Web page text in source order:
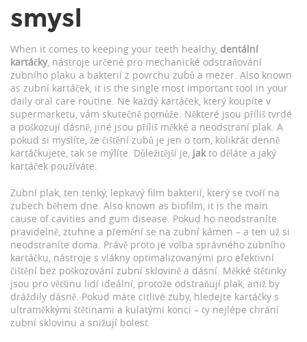
smysl
When it comes to keeping your teeth healthy, dentální
kartáčky, nástroje určené pro mechanické odstraňování
zubního plaku a bakterií z povrchu zubů a mezer. Also known
as zubní kartáček, it is the single most important tool in your
daily oral care routine. Ne každý kartáček, který koupíte v
supermarketu, vám skutečně pomůže. Některé jsou příliš tvrdé
a poškozují dásně, jiné jsou příliš měkké a neodstraní plak. A
pokud si myslíte, že čištění zubů je jen o tom, kolikrát denně
kartáčkujete, tak se mýlíte. Důležitější je, jakto děláte a jaký
kartáček používáte.
Zubní plak, ten tenký, lepkavý film bakterií, který se tvoří na
zubech během dne. Also known as biofilm, it is the main
cause of cavities and gum disease. Pokud ho neodstraníte
pravidelně, ztuhne a přemění se na zubní kámen – a ten už si
neodstraníte doma. Právě proto je volba správného zubního
kartáčku, nástroje s vlákny optimalizovanými pro efektivní
čištění bez poškozování zubní sklovině a dásní. Měkké štětinky
jsou pro většinu lidí ideální, protože odstraňují plak, aniž by
dráždily dásně. Pokud máte citlivé zuby, hledejte kartáčky s
ultraměkkými štětinami a kulatými konci – ty nejlépe chrání
zubní sklovinu a snižují bolest.